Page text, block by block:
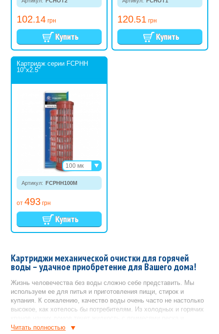
102.14 грн 120.51 грн
Картридж серии FCPHH
10"x2.5"
Артикул: FCPHH100M
от 493 грн
100 мк
150 мк
50 мк
Картриджи механической очистки для горячей
воды – удачное приобретение для Вашего дома!
Жизнь человечества без воды сложно себе представить. Мы
используем ее для питья и приготовления пищи, стирок и
купания. К сожалению, качество воды очень часто не настолько
высокое, как хотелось бы потребителям. Из холодных и горячих
ржавчины, ведь коммуникации многих населенных пунктов имеют
Читать полностью